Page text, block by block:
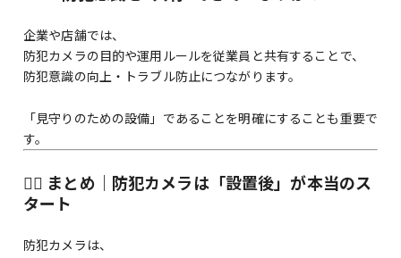
企業や店舗では、
防犯カメラの目的や運用ルールを従業員と共有することで、
防犯意識の向上・トラブル防止につながります。
「見守りのための設備」であることを明確にすることも重要で
す。
👷‍♂️ まとめ｜防犯カメラは「設置後」が本当のス
タート
防犯カメラは、